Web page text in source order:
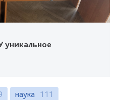
уникальное
наука 111